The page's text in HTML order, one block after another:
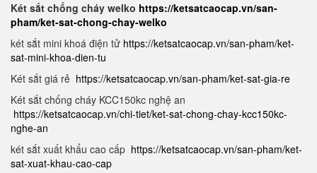
Két sắt chống cháy welko https://ketsatcaocap.vn/san-
pham/ket-sat-chong-chay-welko
két sắt mini khoá điện tử https://ketsatcaocap.vn/san-pham/ket-
sat-mini-khoa-dien-tu
Két sắt giá rẻ https://ketsatcaocap.vn/san-pham/ket-sat-gia-re
Két sắt chống cháy KCC150kc nghệ an
https://ketsatcaocap.vn/chi-tiet/ket-sat-chong-chay-kcc150kc-
nghe-an
két sắt xuất khẩu cao cấp https://ketsatcaocap.vn/san-pham/ket-
sat-xuat-khau-cao-cap